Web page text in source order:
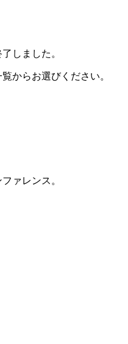
しました。
からお選びください。
ァレンス。